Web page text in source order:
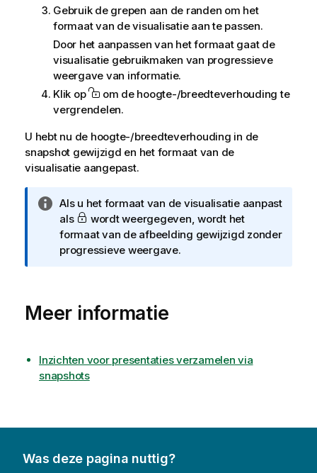
Gebruik de grepen aan de randen om het
formaat van de visualisatie aan te passen.
Door het aanpassen van het formaat gaat de
visualisatie gebruikmaken van progressieve
weergave van informatie.
Klik op
om de hoogte-/breedteverhouding te
vergrendelen.
U hebt nu de hoogte-/breedteverhouding in de
snapshot gewijzigd en het formaat van de
visualisatie aangepast.
I
n
f
o
t
Als u het formaat van de visualisatie aanpast
als
wordt weergegeven, wordt het
formaat van de afbeelding gewijzigd zonder
progressieve weergave.
Meer informatie
Inzichten voor presentaties verzamelen via
snapshots
Was deze pagina nuttig?